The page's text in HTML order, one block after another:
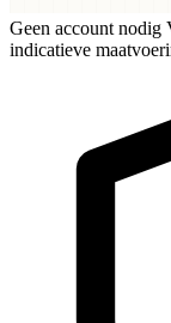
Geen account nodig
indicatieve